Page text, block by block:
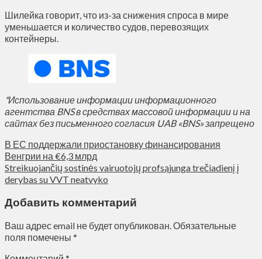
Шилейка говорит, что из-за снижения спроса в мире
уменьшается и количество судов, перевозящих
контейнеры.
*Использование информации информационного
агентства BNS в средствах массовой информации и на
сайтах без письменного согласия UAB «BNS» запрещено
В ЕС поддержали приостановку финансирования
Венгрии на €6,3 млрд
Streikuojančių sostinės vairuotojų profsąjunga trečiadienį į
derybas su VVT neatvyko
Добавить комментарий
Ваш адрес email не будет опубликован.Обязательные
поля помечены *